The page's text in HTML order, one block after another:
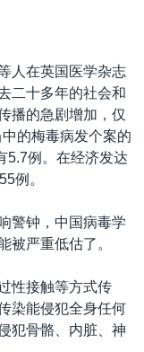
人在英国医学杂志
二十多年的社会和
播的急剧增加，仅
的梅毒病发个案的
5.7例。在经济发达
例。
警钟，中国病毒学
被严重低估了。
性接触等方式传
染能侵犯全身任何
犯骨骼、内脏、神